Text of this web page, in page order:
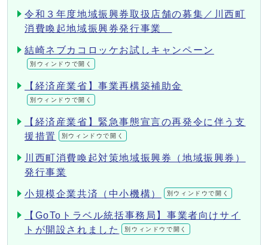
令和３年度地域振興券取扱店舗の募集／川西町
消費喚起地域振興券発行事業
結崎ネブカコロッケお試しキャンペーン
別ウィンドウで開く
【経済産業省】事業再構築補助金
別ウィンドウで開く
【経済産業省】緊急事態宣言の再発令に伴う支
援措置
別ウィンドウで開く
川西町消費喚起対策地域振興券（地域振興券）
発行事業
小規模企業共済（中小機構） 別ウィンドウで開く
【GoToトラベル統括事務局】事業者向けサイ
トが開設されました
別ウィンドウで開く